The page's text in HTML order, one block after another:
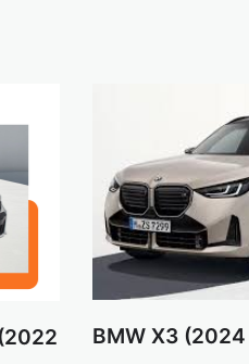
BMW X3